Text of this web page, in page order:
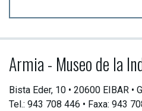
Armia - Museo de la
Bista Eder, 10 • 20600 EIBAR •
Tel.: 943 708 446 • Faxa: 943